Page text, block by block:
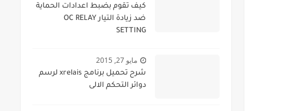
كيف تقوم بضبط اعدادات الحماية
ضد زيادة التيار OC RELAY
SETTING
مايو 27, 2015
شرح تحميل برنامج xrelais لرسم
دوائر التحكم الالى